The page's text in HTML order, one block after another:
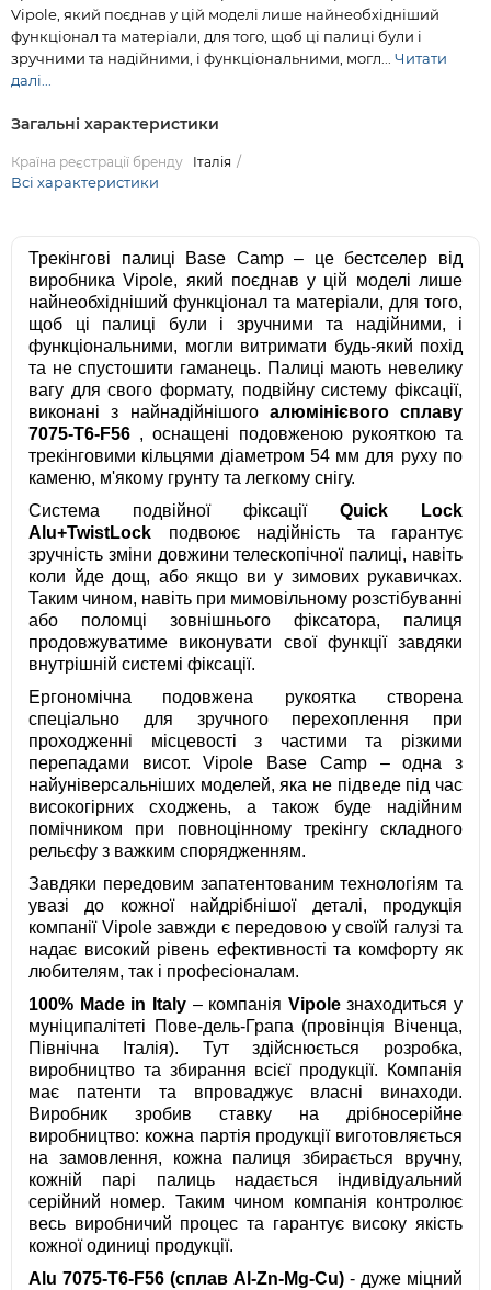
Vipole, який поєднав у цій моделі лише найнеобхідніший
функціонал та матеріали, для того, щоб ці палиці були і
зручними та надійними, і функціональними, могл... Читати
далі...
Загальні характеристики
Країна реєстрації бренду Італія
Всі характеристики
Трекінгові палиці Base Camp – це бестселер від
виробника Vipole, який поєднав у цій моделі лише
найнеобхідніший функціонал та матеріали, для того,
щоб ці палиці були і зручними та надійними, і
функціональними, могли витримати будь-який похід
та не спустошити гаманець. Палиці мають невелику
вагу для свого формату, подвійну систему фіксації,
виконані з найнадійнішого алюмінієвого сплаву
7075-T6-F56 , оснащені подовженою рукояткою та
трекінговими кільцями діаметром 54 мм для руху по
каменю, м'якому грунту та легкому снігу.
Система подвійної фіксації Quick Lock
Alu+TwistLock подвоює надійність та гарантує
зручність зміни довжини телескопічної палиці, навіть
коли йде дощ, або якщо ви у зимових рукавичках.
Таким чином, навіть при мимовільному розстібуванні
або поломці зовнішнього фіксатора, палиця
продовжуватиме виконувати свої функції завдяки
внутрішній системі фіксації.
Ергономічна подовжена рукоятка створена
спеціально для зручного перехоплення при
проходженні місцевості з частими та різкими
перепадами висот. Vipole Base Camp – одна з
найуніверсальніших моделей, яка не підведе під час
високогірних сходжень, а також буде надійним
помічником при повноцінному трекінгу складного
рельєфу з важким спорядженням.
Завдяки передовим запатентованим технологіям та
увазі до кожної найдрібнішої деталі, продукція
компанії Vipole завжди є передовою у своїй галузі та
надає високий рівень ефективності та комфорту як
любителям, так і професіоналам.
100% Made in Italy– компанія Vipoleзнаходиться у
муніципалітеті Пове-дель-Грапа (провінція Віченца,
Північна Італія). Тут здійснюється розробка,
виробництво та збирання всієї продукції. Компанія
має патенти та впроваджує власні винаходи.
Виробник зробив ставку на дрібносерійне
виробництво: кожна партія продукції виготовляється
на замовлення, кожна палиця збирається вручну,
кожній парі палиць надається індивідуальний
серійний номер. Таким чином компанія контролює
весь виробничий процес та гарантує високу якість
кожної одиниці продукції.
Alu 7075-T6-F56 (сплав Al-Zn-Mg-Cu) - дуже міцний